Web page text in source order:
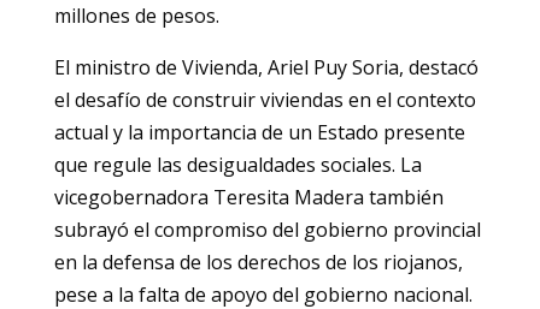
millones de pesos.
El ministro de Vivienda, Ariel Puy Soria, destacó
el desafío de construir viviendas en el contexto
actual y la importancia de un Estado presente
que regule las desigualdades sociales. La
vicegobernadora Teresita Madera también
subrayó el compromiso del gobierno provincial
en la defensa de los derechos de los riojanos,
pese a la falta de apoyo del gobierno nacional.